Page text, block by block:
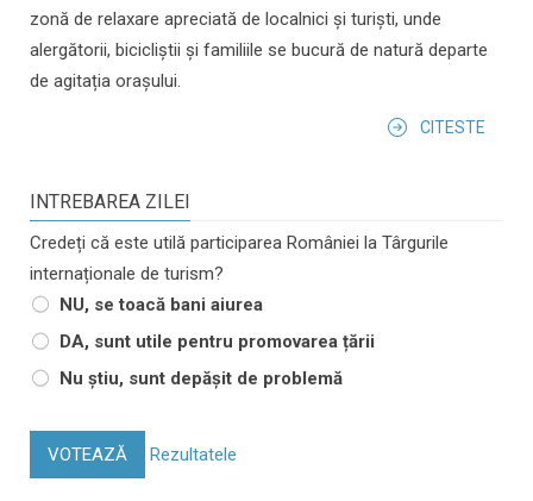
zonă de relaxare apreciată de localnici și turiști, unde
alergătorii, bicicliștii și familiile se bucură de natură departe
de agitația orașului.
CITESTE
INTREBAREA ZILEI
Credeți că este utilă participarea României la Târgurile
internaționale de turism?
NU, se toacă bani aiurea
DA, sunt utile pentru promovarea țării
Nu știu, sunt depășit de problemă
VOTEAZĂ Rezultatele